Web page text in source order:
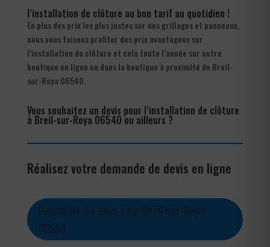
l’installation de clôture au bon tarif au quotidien !
En plus des prix les plus justes sur nos grillages et panneaux,
nous vous faisons profiter des prix avantageux sur
l’installation de clôture et cela toute l’année sur notre
boutique en ligne ou dans la boutique à proximité de Breil-
sur-Roya 06540.
Vous souhaitez un devis pour l’installation de clôture
à Breil-sur-Roya 06540 ou ailleurs ?
Réalisez votre demande de devis en ligne